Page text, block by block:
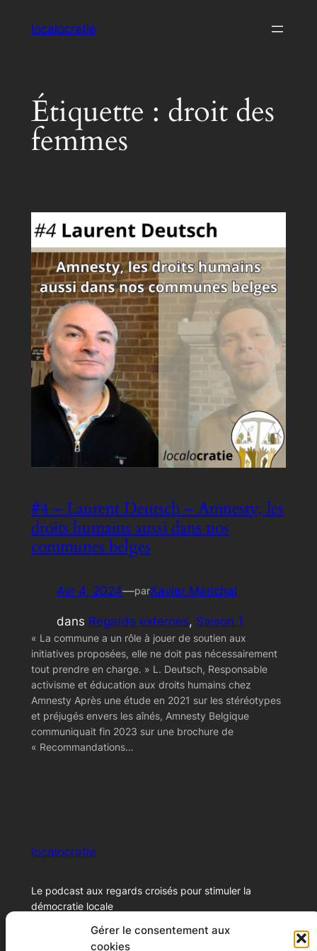
Gérer le consentement aux
cookies
localocratie
Étiquette : droit des
femmes
#4 – Laurent Deutsch – Amnesty, les
droits humains aussi dans nos
communes belges
Avr 4, 2024—parXavier Marichal
dans Regards externes, Saison 1
« La commune a un rôle à jouer de soutien aux
initiatives proposées, elle ne doit pas nécessairement
tout prendre en charge. » L. Deutsch, Responsable
activisme et éducation aux droits humains chez
Amnesty Après une étude en 2021 sur les stéréotypes
et préjugés envers les aînés, Amnesty Belgique
communiquait fin 2023 sur une brochure de
« Recommandations…
localocratie
Le podcast aux regards croisés pour stimuler la
démocratie locale